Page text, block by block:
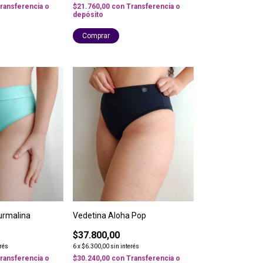
o $21.760,00 con Transferencia o
depósito
Comprar
o
Vedetina Aloha Pop
$37.800,00
6 x$6.300,00 sin interés
$30.240,00 con Transferencia o